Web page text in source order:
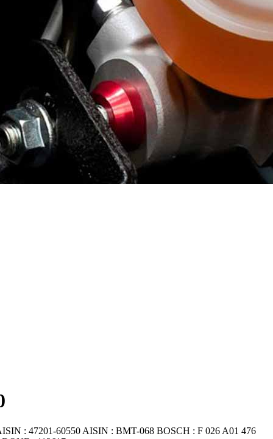
: 47201-60550 AISIN : BMT-068 BOSCH : F 026 A01 476